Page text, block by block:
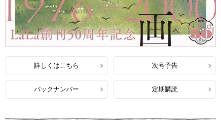
詳しくはこちら 次号予告
バックナンバー 定期購読